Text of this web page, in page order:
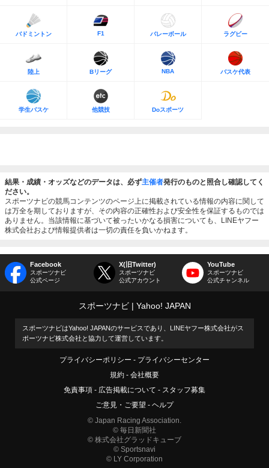
バドミントン F1 バレーボール ラグビー
陸上 Bリーグ NBA バスケ代表
学生バスケ 他競技 Doスポーツ
結果・成績・オッズなどのデータは、必ず主催者発行のものと照合し確認してく
ださい。
スポーツナビの競馬コンテンツのページ上に掲載されている情報の内容に関して
は万全を期しておりますが、その内容の正確性および安全性を保証するものでは
ありません。当該情報に基づいて被ったいかなる損害についても、LINEヤフー
株式会社および情報提供者は一切の責任を負いかねます。
Facebook
スポーツナビ
公式ページ
X(旧Twitter)
スポーツナビ
公式アカウント
YouTube
スポーツナビ
公式チャンネル
スポーツナビ Yahoo! JAPAN
スポーツナビはYahoo! JAPANのサービスであり、LINEヤフー株式会社がス
ポーツナビ株式会社と協力して運営しています。
プライバシーポリシー
プライバシーセンター
規約
会社概要
免責事項
広告掲載について
スタッフ募集
ご意見・ご要望
ヘルプ
© Japan Racing Association.
© 毎日新聞社
© 株式会社グラッドキューブ
© Sportsnavi
© LY Corporation